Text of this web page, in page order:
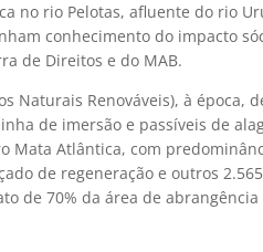
rio Pelotas, afluente do rio
conhecimento do impacto
de Direitos e do MAB.
Naturais Renováveis), à época,
de imersão e passíveis de
Mata Atlântica, com
de regeneração e outros
de 70% da área de